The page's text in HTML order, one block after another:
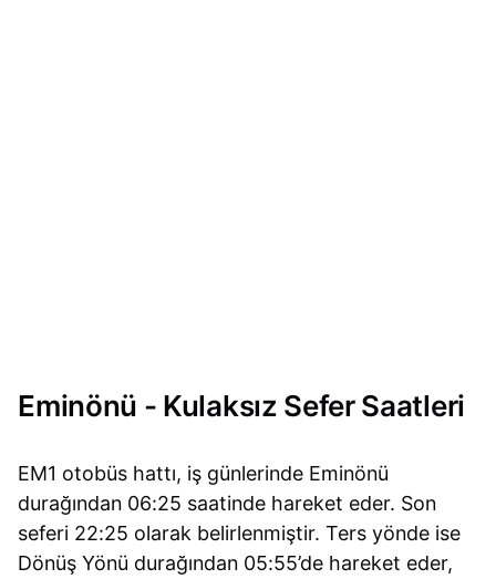
Eminönü - Kulaksız Sefer Saatleri
EM1 otobüs hattı, iş günlerinde Eminönü
durağından 06:25 saatinde hareket eder. Son
seferi 22:25 olarak belirlenmiştir. Ters yönde ise
Dönüş Yönü durağından 05:55’de hareket eder,